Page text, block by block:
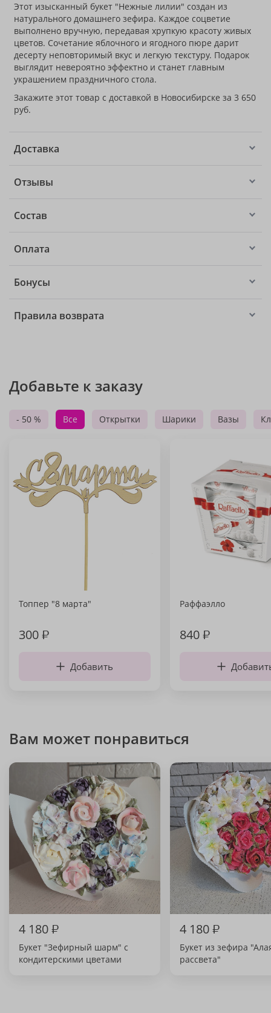
Этот изысканный букет "Нежные лилии" создан из
натурального домашнего зефира. Каждое соцветие
выполнено вручную, передавая хрупкую красоту живых
цветов. Сочетание яблочного и ягодного пюре дарит
десерту неповторимый вкус и легкую текстуру. Подарок
выглядит невероятно эффектно и станет главным
украшением праздничного стола.
Закажите этот товар с доставкой в Новосибирске за 3 650
руб.
Доставка
Отзывы
Состав
Оплата
Бонусы
Правила возврата
Добавьте к заказу
- 50 % Все Открытки Шарики Вазы
Топпер "8 марта"
300₽
Добавить
Раффаэлло
840₽
Вам может понравиться
4 180₽
Букет "Зефирный шарм" с
кондитерскими цветами
4 180₽
Букет из зефира
рассвета"